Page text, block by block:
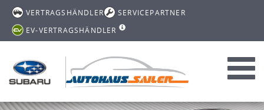
VERTRAGSHÄNDLER
SERVICEPARTNER
EV-VERTRAGSHÄNDLER